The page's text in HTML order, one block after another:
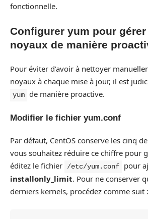
fonctionnelle.
Configurer yum pour
noyaux de manière
Pour éviter d’avoir à nettoyer
noyaux à chaque mise à jour, il est
yum de manière proactive.
Modifier le fichier yum.conf
Par défaut, CentOS conserve les cinq
vous souhaitez réduire ce chiffre pour
éditez le fichier
/etc/yum.conf
pour
installonly_limit. Pour ne conserver
derniers kernels, procédez comme suit :